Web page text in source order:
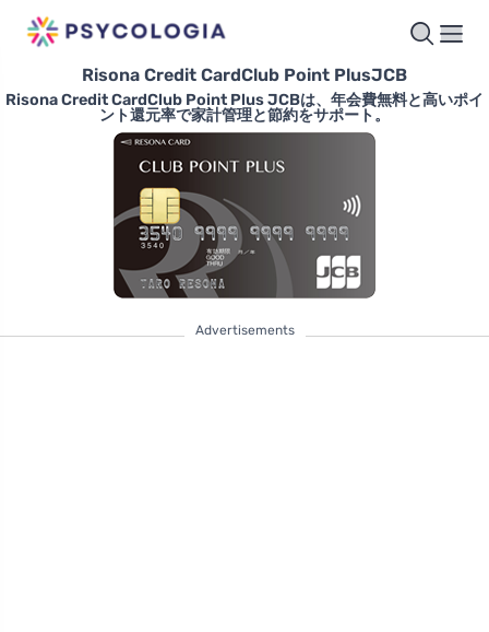
Risona Credit CardClub Point PlusJCB
Risona Credit CardClub Point Plus JCBは、年会費無料と高いポイ
ント還元率で家計管理と節約をサポート。
Advertisements